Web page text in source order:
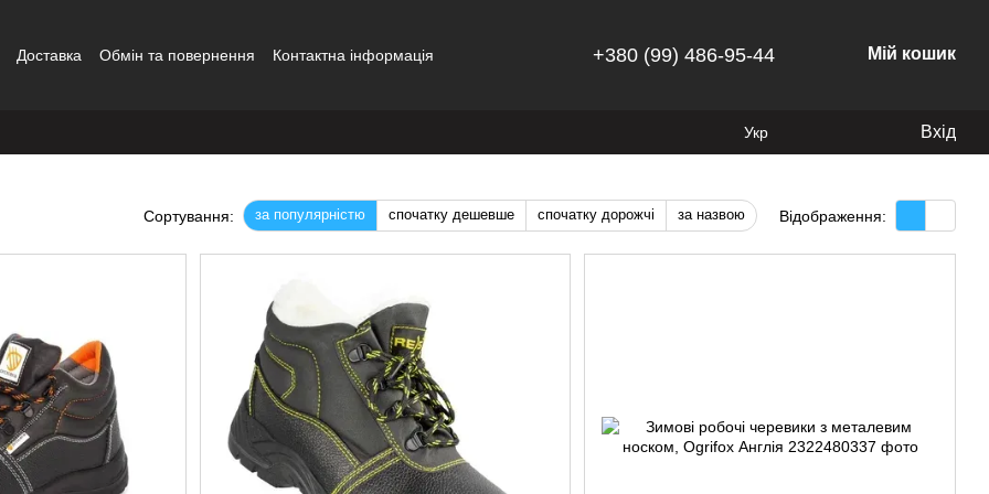
Доставка Обмін та повернення
Контактна інформація
+380 (99) 486-95-44 Мій кошик
Укр Вхід
Сортування: за популярністю спочатку дешевше спочатку дорожчі за назвою Відображення: